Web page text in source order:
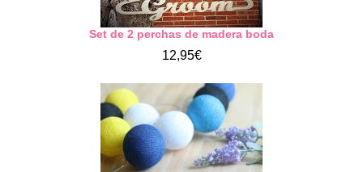
Set de 2 perchas de madera boda
12,95€